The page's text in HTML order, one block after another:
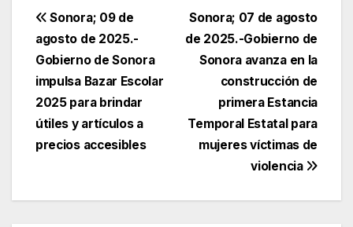
Navegación
de
entradas
Sonora; 07 de agosto
de 2025.-Gobierno de
Sonora avanza en la
construcción de
primera Estancia
Temporal Estatal para
mujeres víctimas de
violencia
Sonora; 09 de
agosto de 2025.-
Gobierno de Sonora
impulsa Bazar Escolar
2025 para brindar
útiles y artículos a
precios accesibles